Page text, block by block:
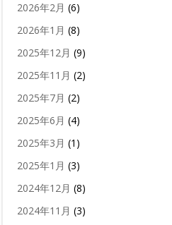
2026年2月 (6)
2026年1月 (8)
2025年12月 (9)
2025年11月 (2)
2025年7月 (2)
2025年6月 (4)
2025年3月 (1)
2025年1月 (3)
2024年12月 (8)
2024年11月 (3)